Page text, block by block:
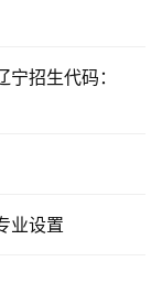
招生代码：
业设置